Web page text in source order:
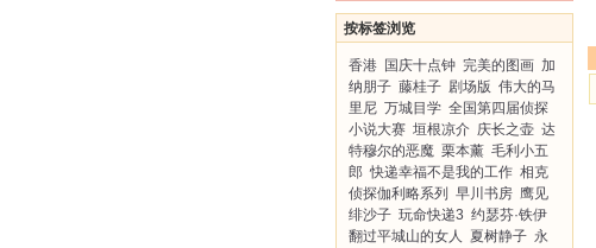
按标签浏览
香港 国庆十点钟 完美的图画 加
纳朋子 藤桂子 剧场版 伟大的马
里尼 万城目学 全国第四届侦探
小说大赛 垣根凉介 庆长之壶 达
特穆尔的恶魔 栗本薰 毛利小五
郎 快递幸福不是我的工作 相克
侦探伽利略系列
早川书房 鹰见
绯沙子 玩命快递3 约瑟芬·铁伊
翻过平城山的女人
夏树静子 永